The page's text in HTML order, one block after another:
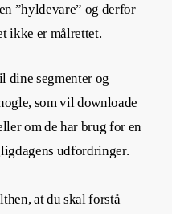
”hyldevare” og derfor
ikke er målrettet.
dine segmenter og
som vil downloade
om de har brug for en
udfordringer.
at du skal forstå